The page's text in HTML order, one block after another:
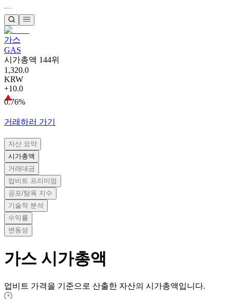
가스
GAS
시가총액 144위
1,320.0
KRW
+10.0
0.76%
거래하러 가기
자산 요약
시가총액
거래대금
업비트 프리미엄
공포/탐욕 지수
기술적 분석
수익률
변동성
가스 시가총액
업비트 가격을 기준으로 산출한 자산의 시가총액입니다.